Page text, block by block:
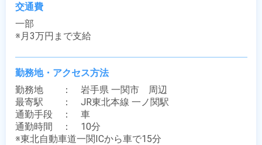
交通費
一部
※月3万円まで支給
勤務地・アクセス方法
勤務地　　：　岩手県 一関市　周辺
最寄駅　　：　JR東北本線 一ノ関駅
通勤手段　：　車
通勤時間　：　10分
※東北自動車道一関ICから車で15分